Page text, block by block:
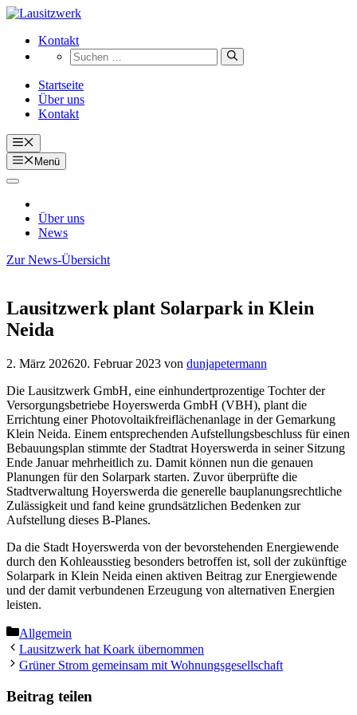
Zum
springenKontakt
Suchen
nach:
Startseite
Über uns
Kontakt
Menü
Menü
Über uns
News
Zur News-Übersicht
Lausitzwerk plant Solarpark in Klein
Neida
2. März 202620. Februar 2023 von dunjapetermann
Die Lausitzwerk GmbH, eine einhundertprozentige Tochter der
Versorgungsbetriebe Hoyerswerda GmbH (VBH), plant die
Errichtung einer Photovoltaikfreiflächenanlage in der Gemarkung
Klein Neida. Einem entsprechenden Aufstellungsbeschluss für einen
Bebauungsplan stimmte der Stadtrat Hoyerswerda in seiner Sitzung
Ende Januar mehrheitlich zu. Damit können nun die genauen
Planungen für den Solarpark starten. Zuvor überprüfte die
Stadtverwaltung Hoyerswerda die generelle bauplanungsrechtliche
Zulässigkeit und fand keine grundsätzlichen Bedenken zur
Aufstellung dieses B-Planes.
Da die Stadt Hoyerswerda von der bevorstehenden Energiewende
durch den Kohleausstieg besonders betroffen ist, soll der zukünftige
Solarpark in Klein Neida einen aktiven Beitrag zur Energiewende
und der damit verbundenen Erzeugung von alternativen Energien
leisten.
Kategorien
Allgemein
Lausitzwerk hat Koark übernommen
Grüner Strom gemeinsam mit Wohnungsgesellschaft
Beitrag teilen